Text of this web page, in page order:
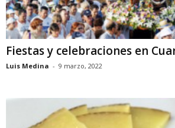
Fiestas y celebraciones en
Luis Medina - 9 marzo, 2022